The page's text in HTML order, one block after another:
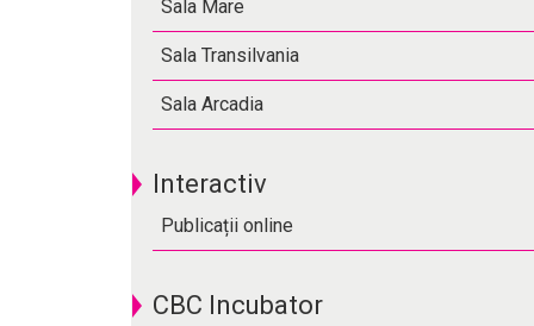
Sala Mare
Sala Transilvania
Sala Arcadia
Interactiv
Publicații online
CBC Incubator